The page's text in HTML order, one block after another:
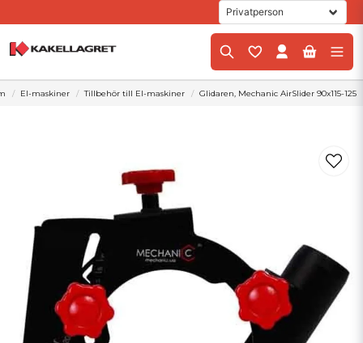
El-maskiner Tillbehör till El-maskiner Glidaren, Mechanic AirSlider 90x115-125